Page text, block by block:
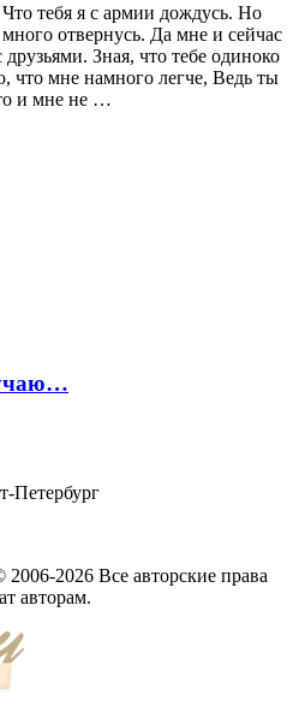
тебя я с армии дождусь. Но
отвернусь. Да мне и сейчас
друзьями. Зная, что тебе одиноко
что мне намного легче, Ведь ты
и мне не …
Петербург
2026 Все авторские права
авторам.